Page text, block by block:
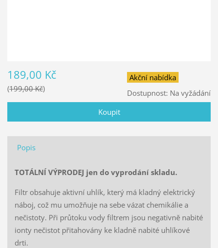
Akční nabídka
Dostupnost: Na vyžádání
189,00 Kč
199,00 Kč
Popis
TOTÁLNÍ VÝPRODEJ jen do vyprodání skladu.
Filtr obsahuje aktivní uhlík, který má kladný elektrický
náboj, což mu umožňuje na sebe vázat chemikálie a
nečistoty. Při průtoku vody filtrem jsou negativně nabité
ionty nečistot přitahovány ke kladně nabité uhlíkové
drti.